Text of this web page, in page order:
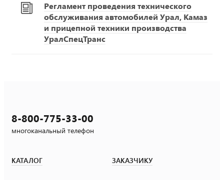
Регламент проведения технического
обслуживания автомобилей Урал, Камаз
и прицепной техники производства
УралСпецТранс
8-800-775-33-00
многоканальный телефон
КАТАЛОГ ЗАКАЗЧИКУ